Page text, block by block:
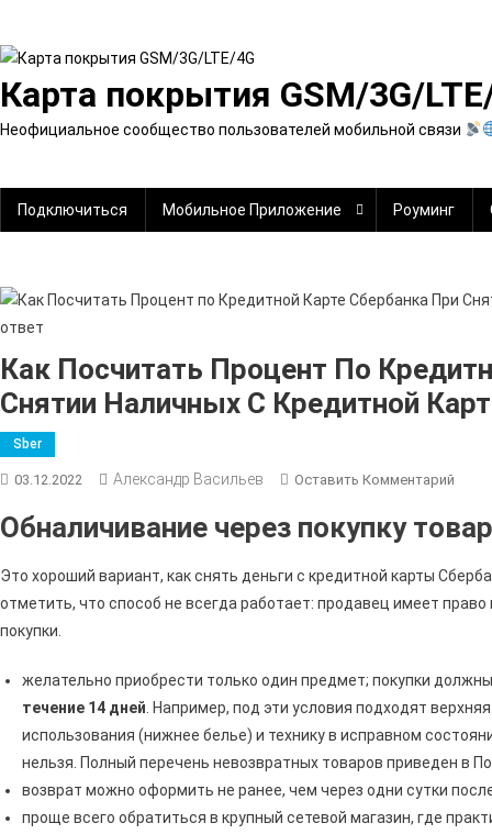
содержимому
Карта покрытия GSM/3G/
Неофициальное сообщество пользователей мобильной связи
Подключиться Мобильное Приложение Роуминг
Как Посчитать Процент По
Снятии Наличных С Кредитной
Sber
03.12.2022 Александр Васильев Оставить Комментарий
По
При
С
Обналичивание через покупку
Это хороший вариант, как снять деньги с кредитной карты
отметить, что способ не всегда работает: продавец имеет
покупки.
желательно приобрести только один предмет; покупки
течение 14 дней . Например, под эти условия подходят
использования (нижнее белье) и технику в исправном
нельзя. Полный перечень невозвратных товаров приведен в
возврат можно оформить не ранее, чем через одни сутки
проще всего обратиться в крупный сетевой магазин, где